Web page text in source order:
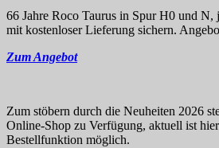
66 Jahre Roco Taurus in Spur H0 und N,
mit kostenloser Lieferung sichern.
Zum Angebot
Zum stöbern durch die Neuheiten 2026
Online-Shop zu Verfügung, aktuell ist
Bestellfunktion möglich.